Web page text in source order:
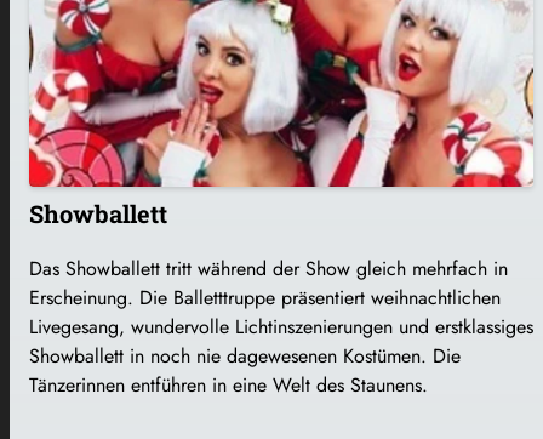
Showballett
Das Showballett tritt während der Show gleich mehrfach in
Erscheinung. Die Balletttruppe präsentiert weihnachtlichen
Livegesang, wundervolle Lichtinszenierungen und erstklassiges
Showballett in noch nie dagewesenen Kostümen. Die
Tänzerinnen entführen in eine Welt des Staunens.